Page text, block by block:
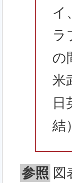
イ
ラ
の
米
日
結
参照 図